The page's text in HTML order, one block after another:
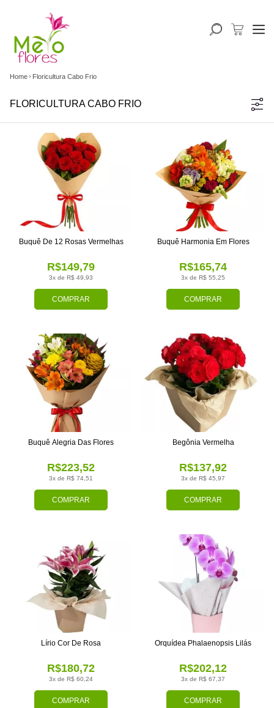
Home Floricultura Cabo Frio
FLORICULTURA CABO FRIO
COMPRAR
3x de R$ 49,93
R$149,79
Buquê De 12 Rosas Vermelhas
COMPRAR
3x de R$ 55,25
R$165,74
Buquê Harmonia Em Flores
COMPRAR
3x de R$ 74,51
R$223,52
Buquê Alegria Das Flores
COMPRAR
3x de R$ 45,97
R$137,92
Begônia Vermelha
COMPRAR
3x de R$ 60,24
R$180,72
Lírio Cor De Rosa
COMPRAR
3x de R$ 67,37
R$202,12
Orquídea Phalaenopsis Lilás